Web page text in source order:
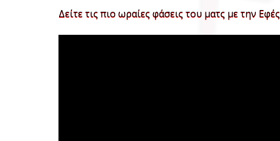
Δείτε τις πιο ωραίες φάσεις του ματς με την Εφές